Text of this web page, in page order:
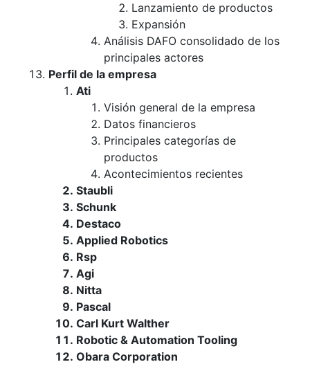
Lanzamiento de productos
Expansión
Análisis DAFO consolidado de los
principales actores
Perfil de la empresa
Ati
Visión general de la empresa
Datos financieros
Principales categorías de
productos
Acontecimientos recientes
Staubli
Schunk
Destaco
Applied Robotics
Rsp
Agi
Nitta
Pascal
Carl Kurt Walther
Robotic & Automation Tooling
Obara Corporation